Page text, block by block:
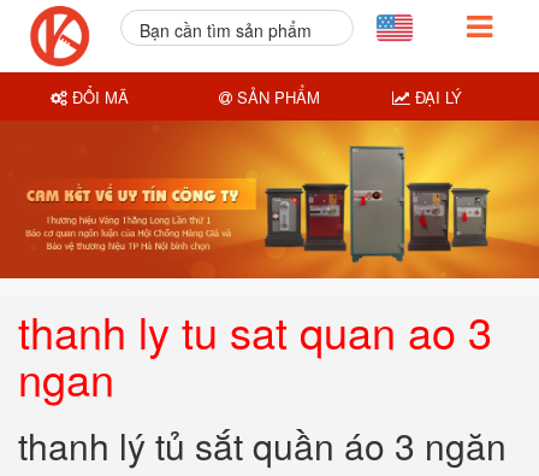
thanh ly tu sat quan ao 3
ngan
thanh lý tủ sắt quần áo 3 ngăn
Bạn cần tìm sản phẩm
ĐỔI MÃ SẢN PHẨM ĐẠI LÝ